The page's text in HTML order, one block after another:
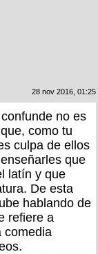
28 nov 2016, 01:25
no es
como tu
culpa de ellos
que
latín y que
De esta
hablando de
refiere a
comedia